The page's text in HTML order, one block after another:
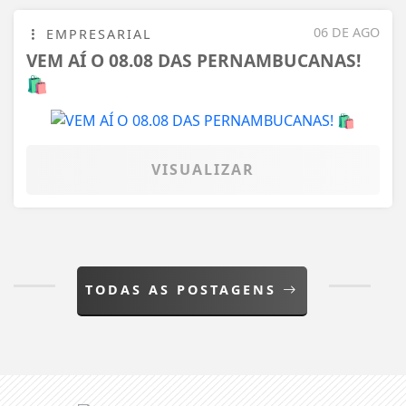
06 DE AGO
EMPRESARIAL
VEM AÍ O 08.08 DAS PERNAMBUCANAS!
🛍️
VISUALIZAR
TODAS AS POSTAGENS